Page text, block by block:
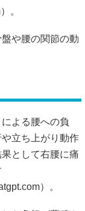
。
や腰の関節の動
よる腰への負
立ち上がり動作
として右腰に痛
）。